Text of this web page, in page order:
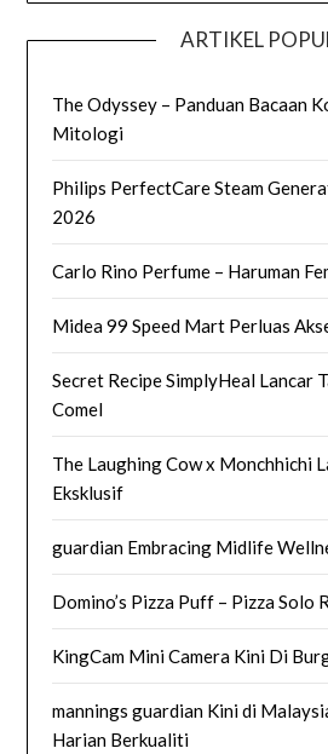
ARTIKEL
The Odyssey – Panduan Bacaan
Mitologi
Philips PerfectCare Steam
2026
Carlo Rino Perfume – Haruman
Midea 99 Speed Mart Perluas
Secret Recipe SimplyHeal Lancar
Comel
The Laughing Cow x Monchhichi
Eksklusif
guardian Embracing Midlife
Domino’s Pizza Puff – Pizza Solo
KingCam Mini Camera Kini Di
mannings guardian Kini di
Harian Berkualiti